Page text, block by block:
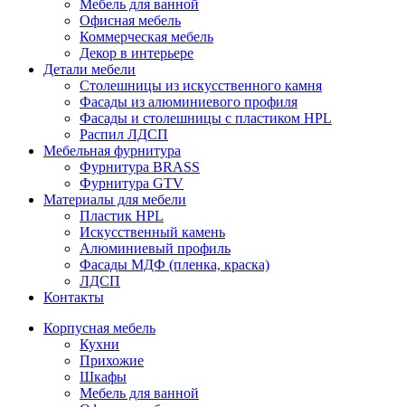
Мебель для ванной
Офисная мебель
Коммерческая мебель
Декор в интерьере
Детали мебели
Столешницы из искусственного камня
Фасады из алюминиевого профиля
Фасады и столешницы с пластиком HPL
Распил ЛДСП
Мебельная фурнитура
Фурнитура BRASS
Фурнитура GTV
Материалы для мебели
Пластик HPL
Искусственный камень
Алюминиевый профиль
Фасады МДФ (пленка, краска)
ЛДСП
Контакты
Корпусная мебель
Кухни
Прихожие
Шкафы
Мебель для ванной